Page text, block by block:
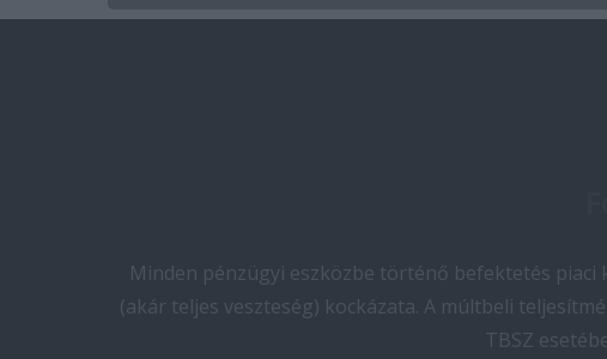
Minden pénzügyi eszközbe történő befektetés
(akár teljes veszteség) kockázata. A múltbeli
TBSZ